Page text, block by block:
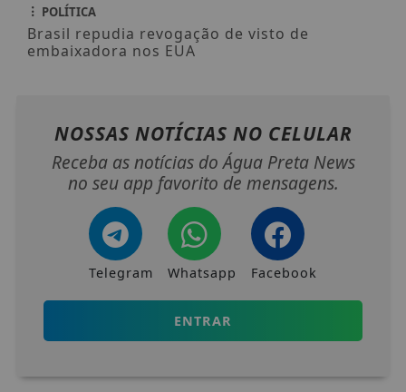
POLÍTICA
Brasil repudia revogação de visto de
embaixadora nos EUA
NOSSAS NOTÍCIAS NO CELULAR
Receba as notícias do Água Preta News
no seu app favorito de mensagens.
Telegram Whatsapp Facebook
ENTRAR